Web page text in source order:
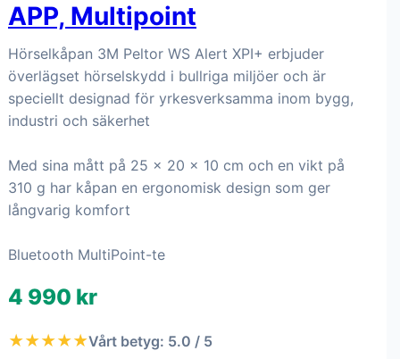
APP, Multipoint
Hörselkåpan 3M Peltor WS Alert XPI+ erbjuder
överlägset hörselskydd i bullriga miljöer och är
speciellt designad för yrkesverksamma inom bygg,
industri och säkerhet
Med sina mått på 25 x 20 x 10 cm och en vikt på
310 g har kåpan en ergonomisk design som ger
långvarig komfort
Bluetooth MultiPoint-te
4 990 kr
★★★★★Vårt betyg: 5.0 / 5